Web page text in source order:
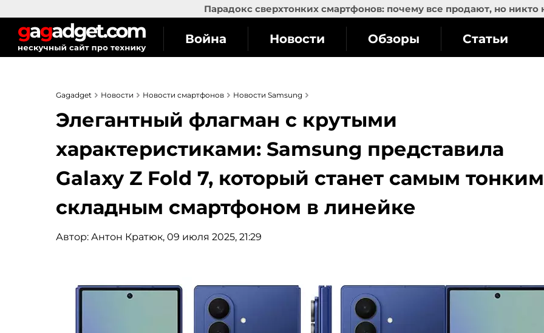
Парадокс сверхтонких смартфонов: почему все продают, но никто
Война Новости Обзоры Статьи
Gagadget Новости Новости смартфонов Новости Samsung
Элегантный флагман с крутыми
характеристиками: Samsung представила
Galaxy Z Fold 7, который станет самым тонким
складным смартфоном в линейке
Автор: Антон Кратюк, 09 июля 2025, 21:29